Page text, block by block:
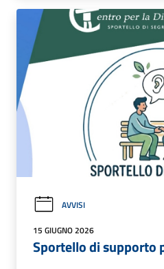
AVVISI
15 GIUGNO 2026
Sportello di supporto